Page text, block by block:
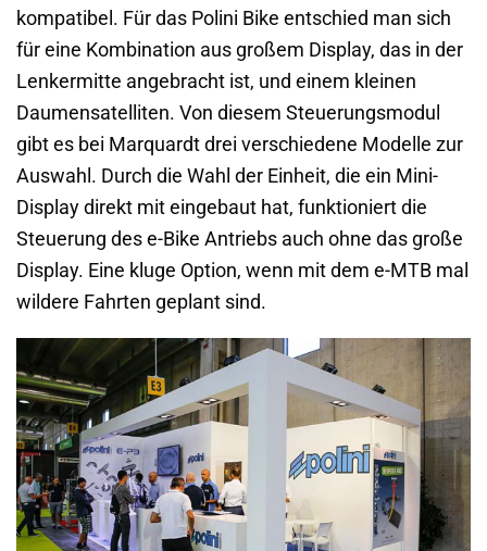
kompatibel. Für das Polini Bike entschied man sich
für eine Kombination aus großem Display, das in der
Lenkermitte angebracht ist, und einem kleinen
Daumensatelliten. Von diesem Steuerungsmodul
gibt es bei Marquardt drei verschiedene Modelle zur
Auswahl. Durch die Wahl der Einheit, die ein Mini-
Display direkt mit eingebaut hat, funktioniert die
Steuerung des e-Bike Antriebs auch ohne das große
Display. Eine kluge Option, wenn mit dem e-MTB mal
wildere Fahrten geplant sind.